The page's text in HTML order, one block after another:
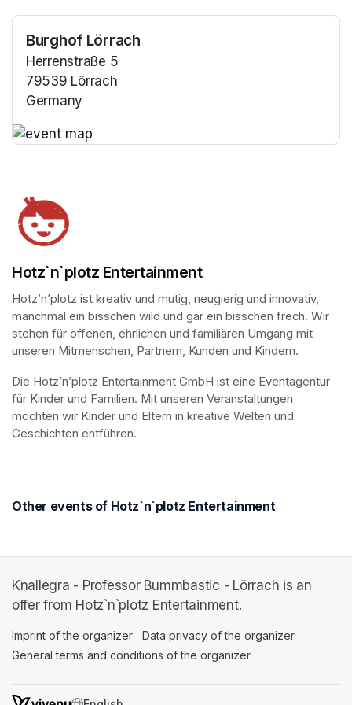
Burghof Lörrach
Herrenstraße 5
79539 Lörrach
Germany
Hotz`n`plotz Entertainment
Hotz’n’plotz ist kreativ und mutig, neugierig und innovativ,
manchmal ein bisschen wild und gar ein bisschen frech. Wir
stehen für offenen, ehrlichen und familiären Umgang mit
unseren Mitmenschen, Partnern, Kunden und Kindern.
Die Hotz’n’plotz Entertainment GmbH ist eine Eventagentur
für Kinder und Familien. Mit unseren Veranstaltungen
möchten wir Kinder und Eltern in kreative Welten und
Geschichten entführen.
Other events of Hotz`n`plotz Entertainment
Knallegra - Professor Bummbastic - Lörrach is an
offer from Hotz`n`plotz Entertainment.
Imprint of the organizer (opens in a new tab)
Data privacy of the organizer
General terms and conditions of the organizer